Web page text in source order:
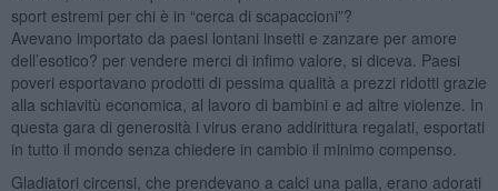
sport estremi per chi è in “cerca di scapaccioni”?
Avevano importato da paesi lontani insetti e zanzare per amore
dell’esotico? per vendere merci di infimo valore, si diceva. Paesi
poveri esportavano prodotti di pessima qualità a prezzi ridotti grazie
alla schiavitù economica, al lavoro di bambini e ad altre violenze. In
questa gara di generosità i virus erano addirittura regalati, esportati
in tutto il mondo senza chiedere in cambio il minimo compenso.
Gladiatori circensi, che prendevano a calci una palla, erano adorati